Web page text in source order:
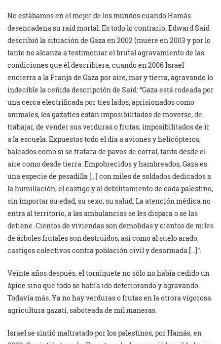
No estábamos en el mejor de los mundos cuando Hamás
desencadena su raid mortal. Es todo lo contrario. Edward Said
describió la situación de Gaza en 2002 (muere en 2003 y por lo
tanto no alcanza a testimoniar el brutal agravamiento de las
condiciones que él describiera, cuando en 2006 Israel
encierra a la Franja de Gaza por aire, mar y tierra, agravando lo
indecible la ceñida descripción de Said: “Gaza está rodeada por
una cerca electrificada por tres lados, aprisionados como
animales, los gazatíes están imposibilitados de moverse, de
trabajar, de vender sus verduras o frutas, imposibilitados de ir
a la escuela. Expuestos todo el día a aviones y helicópteros,
baleados como si se tratara de pavos de corral, tanto desde el
aire como desde tierra. Empobrecidos y hambreados, Gaza es
una especie de pesadilla […] con miles de soldados dedicados a
la humillación, el castigo y al debilitamiento de cada palestino,
sin importar su edad, su sexo, su salud. La atención médica no
entra al territorio, a las ambulancias se les dispara o se las
detiene. Cientos de viviendas son demolidas y cientos de miles
de árboles frutales son destruidos, así como al suelo arado,
castigos colectivos contra población civil y desarmada […]”.
Veinte años después, el torniquete no sólo no había cedido un
ápice sino que todo se había ido deteriorando y agravando.
Todavía más. Ya no hay verduras o frutas en la otrora vigorosa
agricultura gazatí, saboteada de mil maneras.
Israel se sintió maltratado por los palestinos, por Hamás, en